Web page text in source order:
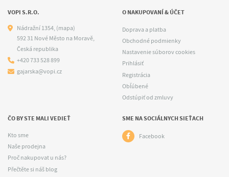
VOPI S.R.O.
Nádražní 1354, (mapa)
592 31 Nové Město na Moravě,
Česká republika
+420 733 528 899
gajarska@vopi.cz
O NAKUPOVANÍ & ÚČET
Doprava a platba
Obchodné podmienky
Nastavenie súborov cookies
Prihlásiť
Registrácia
Obľúbené
Odstúpiť od zmluvy
ČO BY STE MALI VEDIEŤ
Kto sme
Naše prodejna
Proč nakupovat u nás?
Přečtěte si náš blog
SME NA SOCIÁLNYCH SIEŤACH
Facebook